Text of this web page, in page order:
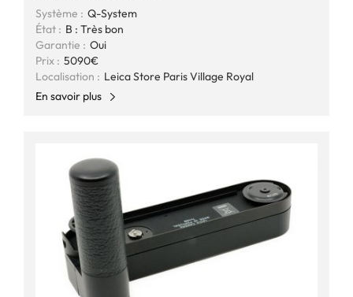
Système : Q-System
État : B : Très bon
Garantie : Oui
Prix : 5090€
Localisation : Leica Store Paris Village Royal
En savoir plus